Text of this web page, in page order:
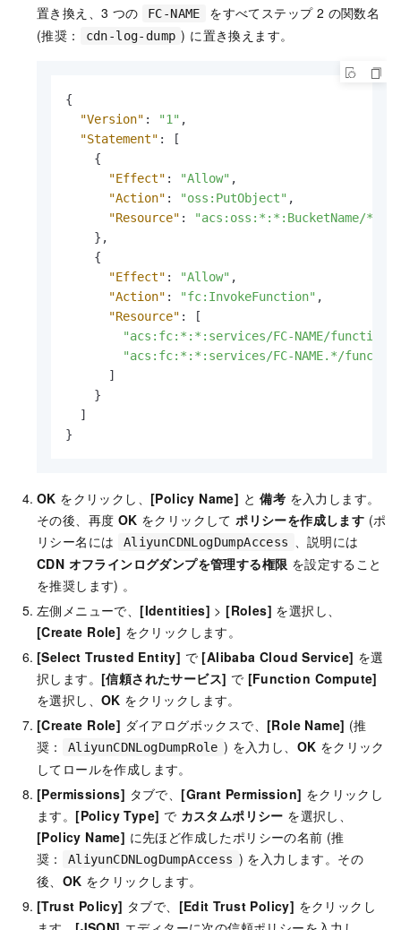
置き換え、3 つの
FC-NAME
をすべてステップ 2 の関数名
(推奨：
cdn-log-dump ) に置き換えます。
{
"Version" : "1" ,
"Statement" :
[
{
"Effect" : "Allow" ,
"Action" : "oss:PutObject" ,
"Resource" :
"acs:oss:*:*:BucketName/*"
} ,
{
"Effect" : "Allow" ,
"Action" : "fc:InvokeFunction" ,
"Resource" :
[
"acs:fc:*:*:services/FC-NAME/functions/
"acs:fc:*:*:services/FC-NAME.*/
]
}
]
}
OK をクリックし、 [Policy Name] と備考 を入力します。
その後、再度 OK をクリックしてポリシーを作成します (ポ
リシー名には
AliyunCDNLogDumpAccess
、説明には
CDN オフラインログダンプを管理する権限 を設定すること
を推奨します) 。
左側メニューで、 [Identities] > [Roles] を選択し、
[Create Role] をクリックします。
[Select Trusted Entity] で [Alibaba Cloud Service] を選
択します。 [信頼されたサービス] で [Function Compute]
を選択し、 OK をクリックします。
[Create Role] ダイアログボックスで、 [Role Name] (推
奨：
AliyunCDNLogDumpRole ) を入力し、 OK をクリック
してロールを作成します。
[Permissions] タブで、 [Grant Permission] をクリックし
ます。 [Policy Type] で カスタムポリシー を選択し、
[Policy Name] に先ほど作成したポリシーの名前 (推
奨：
AliyunCDNLogDumpAccess ) を入力します。その
後、 OK をクリックします。
[Trust Policy] タブで、 [Edit Trust Policy] をクリックし